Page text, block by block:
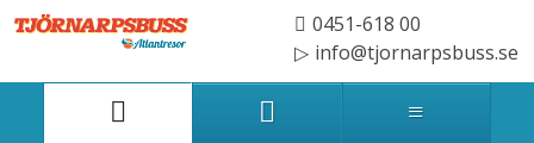
0451-618 00
info@tjornarpsbuss.se